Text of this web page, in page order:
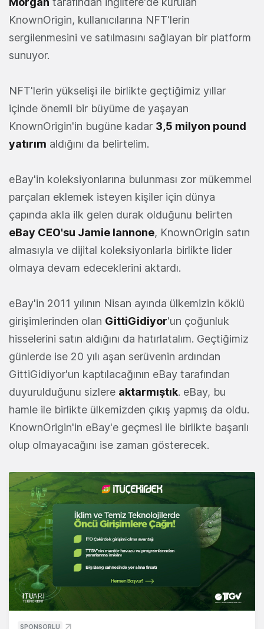
KnownOrigin, kullanıcılarına NFT'lerin
sergilenmesini ve satılmasını sağlayan bir platform
sunuyor.
NFT'lerin yükselişi ile birlikte geçtiğimiz yıllar
içinde önemli bir büyüme de yaşayan
KnownOrigin'in bugüne kadar 3,5 milyon pound
yatırım aldığını da belirtelim.
eBay'in koleksiyonlarına bulunması zor mükemmel
parçaları eklemek isteyen kişiler için dünya
çapında akla ilk gelen durak olduğunu belirten
eBay CEO'su Jamie Iannone, KnownOrigin satın
almasıyla ve dijital koleksiyonlarla birlikte lider
olmaya devam edeceklerini aktardı.
eBay'in 2011 yılının Nisan ayında ülkemizin köklü
girişimlerinden olan GittiGidiyor'un çoğunluk
hisselerini satın aldığını da hatırlatalım. Geçtiğimiz
günlerde ise 20 yılı aşan serüvenin ardından
GittiGidiyor'un kaptılacağının eBay tarafından
duyurulduğunu sizlere aktarmıştık. eBay, bu
hamle ile birlikte ülkemizden çıkış yapmış da oldu.
KnownOrigin'in eBay'e geçmesi ile birlikte başarılı
olup olmayacağını ise zaman gösterecek.
SPONSORLU